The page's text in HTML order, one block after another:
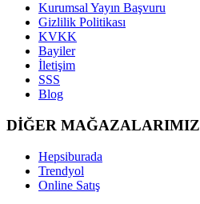
Kurumsal Yayın Başvuru
Gizlilik Politikası
KVKK
Bayiler
İletişim
SSS
Blog
DİĞER MAĞAZALARIMIZ
Hepsiburada
Trendyol
Online Satış